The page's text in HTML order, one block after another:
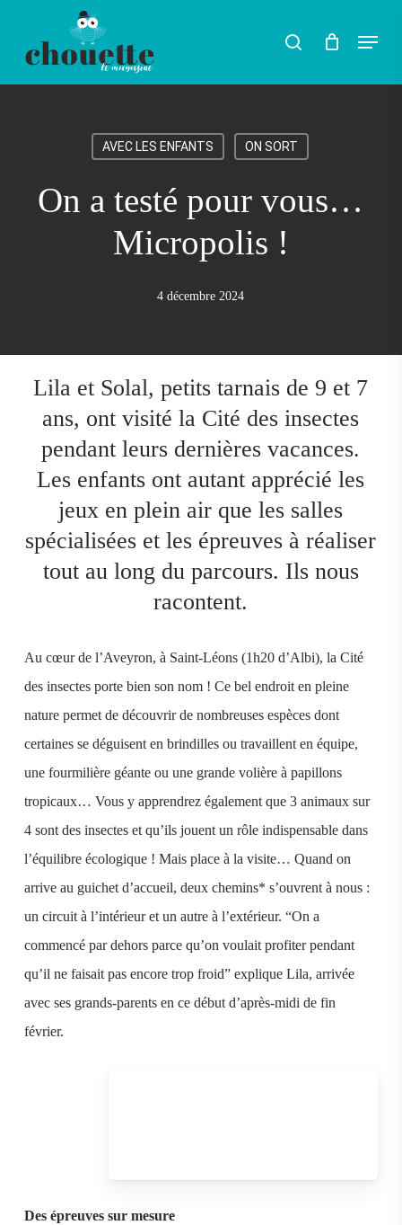
Rechercher
search Menu
AVEC LES ENFANTS ON SORT
On a testé pour vous…
Micropolis !
4 décembre 2024
Lila et Solal, petits tarnais de 9 et 7
ans, ont visité la Cité des insectes
pendant leurs dernières vacances.
Les enfants ont autant apprécié les
jeux en plein air que les salles
spécialisées et les épreuves à réaliser
tout au long du parcours. Ils nous
racontent.
Au cœur de l’Aveyron, à Saint-Léons (1h20 d’Albi), la Cité
des insectes porte bien son nom ! Ce bel endroit en pleine
nature permet de découvrir de nombreuses espèces dont
certaines se déguisent en brindilles ou travaillent en équipe,
une fourmilière géante ou une grande volière à papillons
tropicaux… Vous y apprendrez également que 3 animaux sur
4 sont des insectes et qu’ils jouent un rôle indispensable dans
l’équilibre écologique ! Mais place à la visite… Quand on
arrive au guichet d’accueil, deux chemins* s’ouvrent à nous :
un circuit à l’intérieur et un autre à l’extérieur. “On a
commencé par dehors parce qu’on voulait profiter pendant
qu’il ne faisait pas encore trop froid” explique Lila, arrivée
avec ses grands-parents en ce début d’après-midi de fin
février.
Des épreuves sur mesure